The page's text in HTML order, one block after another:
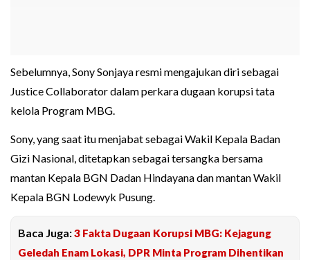
Sebelumnya, Sony Sonjaya resmi mengajukan diri sebagai
Justice Collaborator dalam perkara dugaan korupsi tata
kelola Program MBG.
Sony, yang saat itu menjabat sebagai Wakil Kepala Badan
Gizi Nasional, ditetapkan sebagai tersangka bersama
mantan Kepala BGN Dadan Hindayana dan mantan Wakil
Kepala BGN Lodewyk Pusung.
Baca Juga:3 Fakta Dugaan Korupsi MBG: Kejagung
Geledah Enam Lokasi, DPR Minta Program Dihentikan